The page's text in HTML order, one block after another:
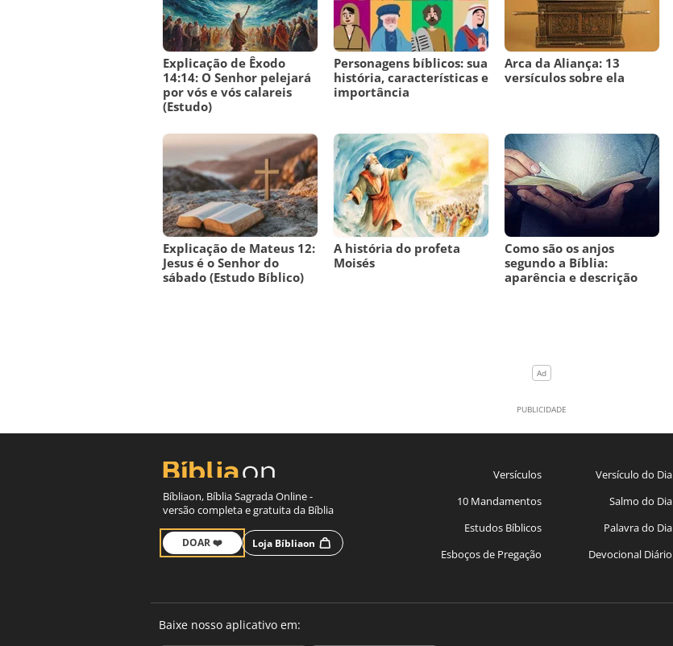
Explicação de Êxodo
14:14: O Senhor pelejará
por vós e vós calareis
(Estudo)
Personagens bíblicos: sua
história, características e
importância
Arca da Aliança: 13
versículos sobre ela
Explicação de Mateus 12:
Jesus é o Senhor do
sábado (Estudo Bíblico)
A história do profeta
Moisés
Como são os anjos
segundo a Bíblia:
aparência e descrição
Bíbliaon, Bíblia Sagrada Online -
versão completa e gratuita da Bíblia
DOAR ❤️ Loja Bíbliaon
Versículos
10 Mandamentos
Estudos Bíblicos
Esboços de Pregação
Versículo do Dia
Salmo do Dia
Palavra do Dia
Devocional Diário
Baixe nosso aplicativo em: